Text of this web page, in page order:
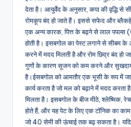
देता है। आयुर्वेद के अनुसार, कपा की वृद्धि से
रोमकूप बंद हो जाते हैं। इससे सफेद और
एक अन्य कारक, पित्त के बढ़ने से लाल
होती है। इसबगोल का पेस्ट लगाने से सीबम के
करने में मदद मिलती है और रोम छिद्र बंद हो
गुणों के कारण सूजन को कम करने और
है।ईसबगोल को आमतौर एक भूसी के रूप में
कार्य करता है जो मल को बढ़ाने में मदद करता
मिलता है। इसबगोल के बीज मीठे,
होते हैं, और यह पेट के लिए एक टॉनिक का
जो 40 सेमी की ऊंचाई तक बढ़ सकता है।